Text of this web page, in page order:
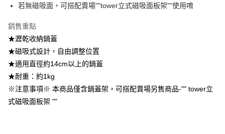
用戶於交易時，得透過本服務購買商品或服務，並由商店將買賣／分期付款
2.基於同意付款使用「大哥付你分期」之契約關係目的，商店將以您的個人
資料（包含姓名、電話或地址）提供予台灣大哥大進項蒐集、處理及利用，
由本公司與您本人進行分期帳單所需資料之確認、核對及更正。
3.完整用戶服務條款，請詳閱以下連結：
每筆NT$100，滿NT$499(含以上)免運費
宅配【父親節大回饋】限時$299免運
每筆NT$150，滿NT$299(含以上)免運費
若無磁吸面，可搭配賣場""tower立式磁吸面板架""使用唷
銷售重點
★瀝乾收納鍋蓋
★磁吸式設計，自由調整位置
★適用直徑約14cm以上的鍋蓋
★耐重：約1kg
※注意事項※ 本商品僅含鍋蓋架，可搭配賣場另售商品-"" tower立
式磁吸面板架 ""